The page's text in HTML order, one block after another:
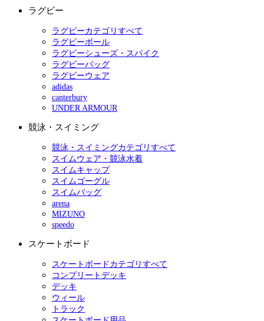
ラグビー
ラグビーカテゴリすべて
ラグビーボール
ラグビーシューズ・スパイク
ラグビーバッグ
ラグビーウェア
adidas
canterbury
UNDER ARMOUR
競泳・スイミング
競泳・スイミングカテゴリすべて
スイムウェア・競泳水着
スイムキャップ
スイムゴーグル
スイムバッグ
arena
MIZUNO
speedo
スケートボード
スケートボードカテゴリすべて
コンプリートデッキ
デッキ
ウィール
トラック